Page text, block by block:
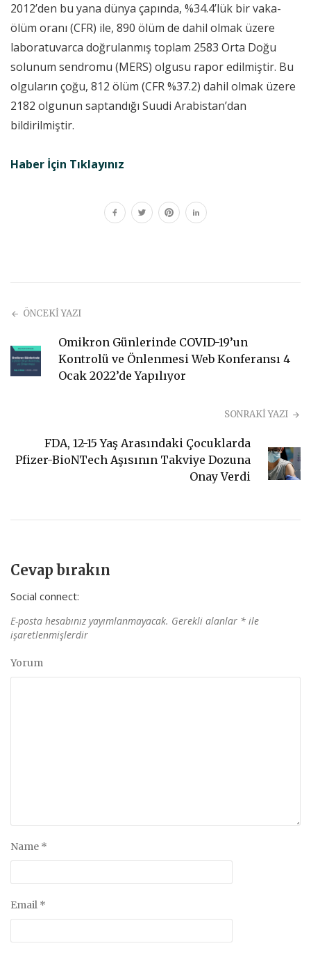
2012’den bu yana dünya çapında, %34.4’lük bir vaka-
ölüm oranı (CFR) ile, 890 ölüm de dahil olmak üzere
laboratuvarca doğrulanmış toplam 2583 Orta Doğu
solunum sendromu (MERS) olgusu rapor edilmiştir. Bu
olguların çoğu, 812 ölüm (CFR %37.2) dahil olmak üzere
2182 olgunun saptandığı Suudi Arabistan’dan
bildirilmiştir.
Haber İçin Tıklayınız
ÖNCEKİ YAZI
Omikron Günlerinde COVID-19’un
Kontrolü ve Önlenmesi Web Konferansı 4
Ocak 2022’de Yapılıyor
SONRAKİ YAZI
FDA, 12-15 Yaş Arasındaki Çocuklarda
Pfizer-BioNTech Aşısının Takviye Dozuna
Onay Verdi
Cevap bırakın
Social connect:
E-posta hesabınız yayımlanmayacak. Gerekli alanlar * ile
işaretlenmişlerdir
Yorum
Name *
Email *